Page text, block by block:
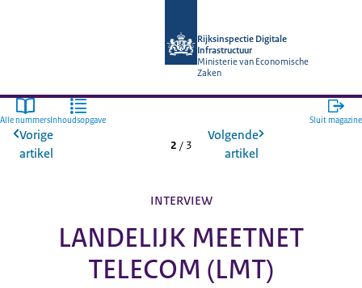
Rijksinspectie Digitale
Infrastructuur
Ministerie van Economische
Zaken
Alle nummers Inhoudsopgave Sluit magazine
Vorige
artikel
2 / 3
Volgende
artikel
INTERVIEW
LANDELIJK MEETNET
TELECOM (LMT)